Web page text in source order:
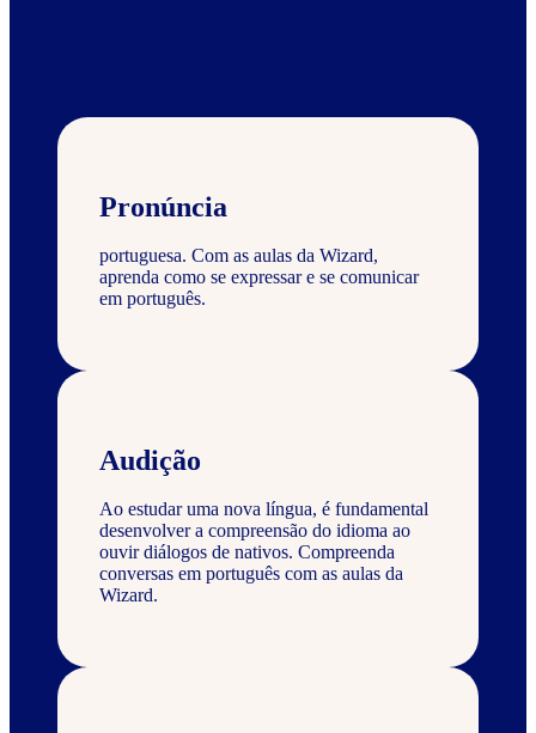
Pronúncia
portuguesa. Com as aulas da Wizard,
aprenda como se expressar e se comunicar
em português.
Audição
Ao estudar uma nova língua, é fundamental
desenvolver a compreensão do idioma ao
ouvir diálogos de nativos. Compreenda
conversas em português com as aulas da
Wizard.